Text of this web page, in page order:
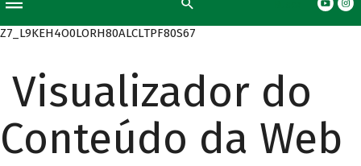
Z7_L9KEH4O0LORH80ALCLTPF80S67
Visualizador do
Conteúdo da Web